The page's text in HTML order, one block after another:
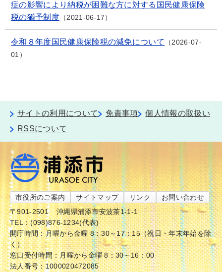
症の影響により納税が困難な方に対する国民健康保険
税の猶予制度
2021-06-17
令和８年度国民健康保険税の減免について
2026-07-
01
サイトの利用について 免責事項
個人情報の取扱い
RSSについて
市役所のご案内 サイトマップ リンク
お問い合わせ
〒901-2501
沖縄県浦添市安波茶1-1-1
TEL：(098)876-1234(代表)
開庁時間：月曜から金曜 8：30～17：15（祝日・年末年始を除
く）
窓口受付時間：月曜から金曜 8：30～16：00
法人番号：1000020472085